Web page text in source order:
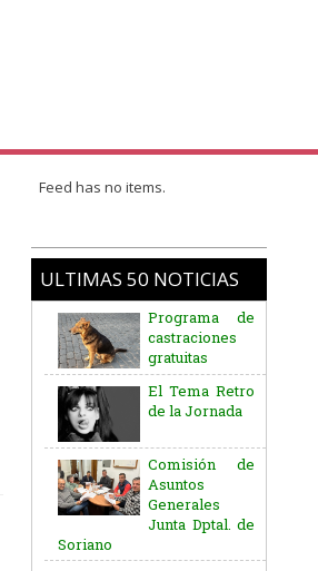
Feed has no items.
ULTIMAS 50 NOTICIAS
Programa de
castraciones
gratuitas
El Tema Retro
de la Jornada
Asuntos
Generales
Junta Dptal. de
Soriano
Aniversario
del Natalicio